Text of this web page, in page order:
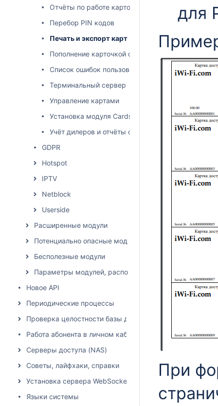
Отчёты по работе карточной системы
Перебор PIN кодов
Печать и экспорт карт
Пополнение карточкой с административного
Список ошибок пользовательского интерфейса
Терминальный сервер
Управление картами
Установка модуля Cards
Учёт дилеров и отчёты о продажах
GDPR
Hotspot
IPTV
Netblock
Userside
Расширенные модули
Потенциально опасные модули
Бесполезные модули
Параметры модулей, расположение влияет на
Новое API
Периодические процессы
Проверка целостности базы данных
Работа абонента в личном кабинете
Серверы доступа (NAS)
Советы, лайфхаки, справки
Установка сервера WebSocket
Языки системы
для
При